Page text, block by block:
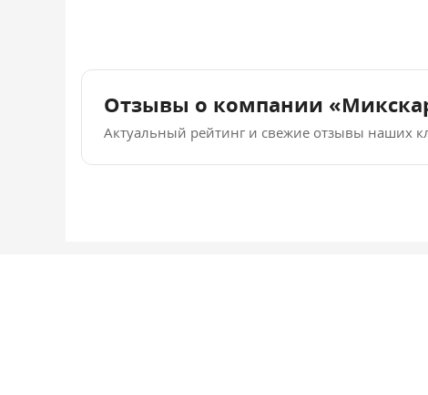
Отзывы о компании
Актуальный рейтинг и свежие отзывы наших